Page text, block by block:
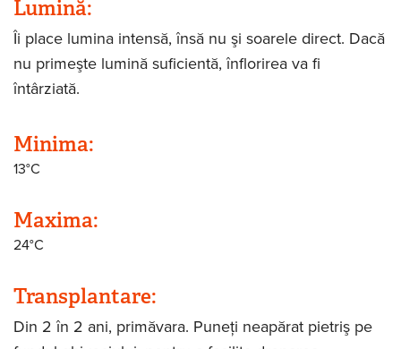
Lumină:
Îi place lumina intensă, însă nu şi soarele direct. Dacă
nu primeşte lumină suficientă, înflorirea va fi
întârziată.
Minima:
13°C
Maxima:
24°C
Transplantare:
Din 2 în 2 ani, primăvara. Puneţi neapărat pietriş pe